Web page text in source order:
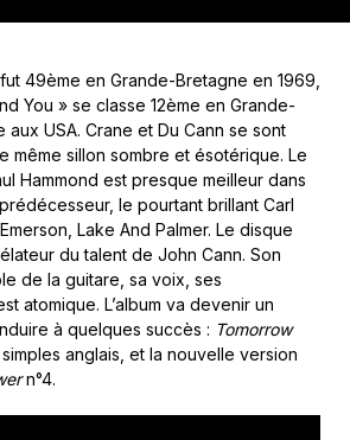
49ème en Grande-Bretagne en 1969,
You » se classe 12ème en Grande-
USA. Crane et Du Cann se sont
même sillon sombre et ésotérique. Le
Hammond est presque meilleur dans
le pourtant brillant Carl
Lake And Palmer. Le disque
du talent de John Cann. Son
de la guitare, sa voix, ses
atomique. L’album va devenir un
à quelques succès : Tomorrow
anglais, et la nouvelle version
n°4.